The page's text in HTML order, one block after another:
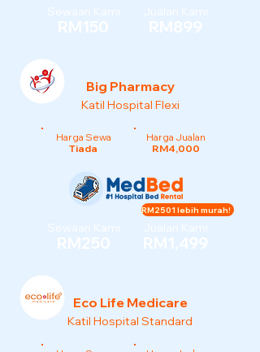
Sewaan Kami
RM150
Jualan Kami
RM899
Big Pharmacy
Katil Hospital Flexi
Harga Sewa
Tiada
Harga Jualan
RM4,000
Sewaan Kami
RM250
Jualan Kami
RM1,499
RM2501 lebih murah!
Eco Life Medicare
Katil Hospital Standard